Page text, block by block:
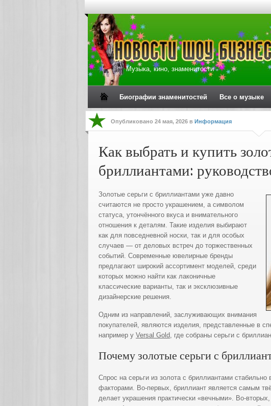
Музыка, кино, знаменитости
Биографии знаменитостей Все о музыке
Опубликовано 24 мая, 2026 в Информация
Как выбрать и купить
бриллиантами:
Золотые серьги с бриллиантами уже давно
считаются не просто украшением, а символом
статуса, утончённого вкуса и внимательного
отношения к деталям. Такие изделия выбирают
как для повседневной носки, так и для особых
случаев — от деловых встреч до торжественных
событий. Современные ювелирные бренды
предлагают широкий ассортимент моделей, среди
которых можно найти как лаконичные
классические варианты, так и эксклюзивные
дизайнерские решения.
Одним из направлений, заслуживающих внимания
покупателей, являются изделия, представленные в
например у Versal Gold, где собраны серьги с
Почему золотые серьги с
Спрос на серьги из золота с бриллиантами
факторами. Во-первых, бриллиант является самым
делает украшения практически «вечными». Во-